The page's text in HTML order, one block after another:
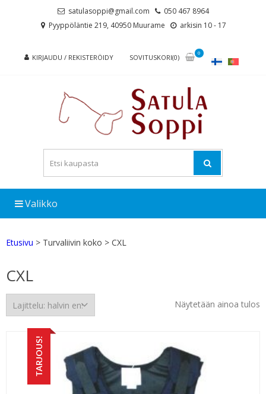
satulasoppi@gmail.com
050 467 8964
Pyyppöläntie 219, 40950 Muurame
arkisin 10 - 17
KIRJAUDU / REKISTERÖIDY SOVITUSKORI(0)
0
Valikko
Etusivu > Turvaliivin koko > CXL
CXL
Näytetään ainoa tulos
TARJOUS!